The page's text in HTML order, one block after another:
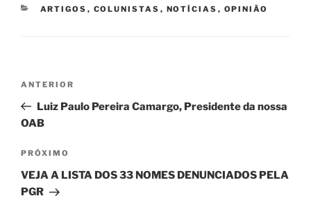
CATEGORIAS
ARTIGOS , COLUNISTAS , NOTÍCIAS , OPINIÃO
Post
Post
anterior
ANTERIOR
Luiz Paulo Pereira Camargo, Presidente da nossa
OAB
Próximo
post
PRÓXIMO
VEJA A LISTA DOS 33 NOMES DENUNCIADOS PELA
PGR